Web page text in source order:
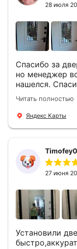
28 июля
Спасибо за
но менеджер
нашелся.
Роману, один и
что
Читать полностью
Яндекс Карты
27 июня
Установили